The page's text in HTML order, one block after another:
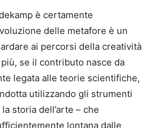
è certamente
delle metafore è un
ai percorsi della creatività
se il contributo nasce da
legata alle teorie scientifiche,
utilizzando gli strumenti
storia dell’arte – che
lontana dalle